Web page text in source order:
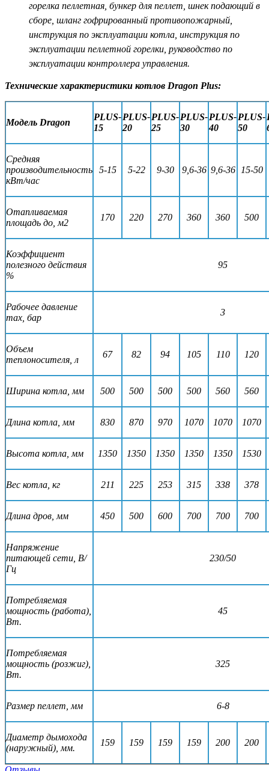
горелка пеллетная, бункер для пеллет, шнек подающий в
сборе, шланг гофрированный противопожарный,
инструкция по эксплуатации котла, инструкция по
эксплуатации пеллетной горелки, руководство по
эксплуатации контроллера управления.
Технические характеристики котлов Dragon Plus:
Модель Dragon
PLUS-
15
PLUS-
20
PLUS-
25
PLUS-
30
PLUS-
40
PLUS-
50
Средняя
производительность
кВт/час
5-15 5-22 9-30 9,6-36 9,6-36 15-50
Отапливаемая
площадь до, м2
170 220 270 360 360 500
Коэффициент
полезного действия
%
95
Рабочее давление
max, бар
3
Объем
теплоносителя, л
67 82 94 105 110 120
Ширина котла, мм 500 500 500 500 560 560
Длина котла, мм 830 870 970 1070 1070 1070
Высота котла, мм 1350 1350 1350 1350 1350 1530
Вес котла, кг 211 225 253 315 338 378
Длина дров, мм 450 500 600 700 700 700
Напряжение
питающей cети, В/
Гц
230/50
Потребляемая
мощность (работа),
Вт.
45
Потребляемая
мощность (розжиг),
Вт.
325
Размер пеллет, мм 6-8
Диаметр дымохода
(наружный), мм.
159 159 159 159 200 200